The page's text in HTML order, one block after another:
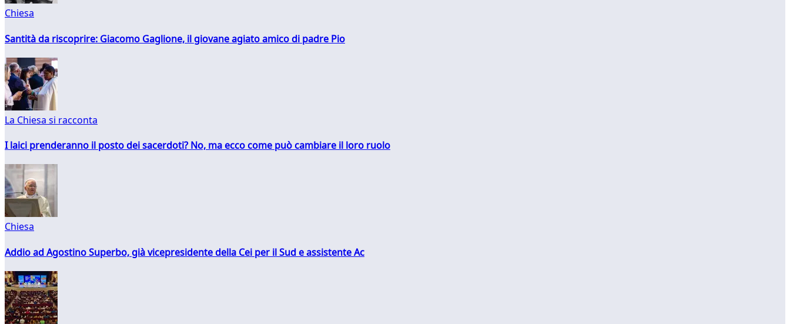
Chiesa
Santità da riscoprire: Giacomo Gaglione, il giovane agiato amico di padre Pio
La Chiesa si racconta
I laici prenderanno il posto dei sacerdoti? No, ma ecco come può cambiare il loro ruolo
Chiesa
Addio ad Agostino Superbo, già vicepresidente della Cei per il Sud e assistente Ac